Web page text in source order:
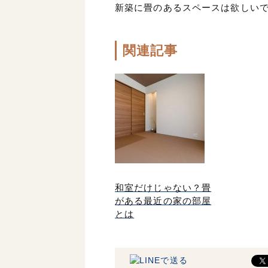
新築に畳のあるスペースは欲しい
関連記事
和室だけじゃない？畳
がある最近の家の部屋
とは